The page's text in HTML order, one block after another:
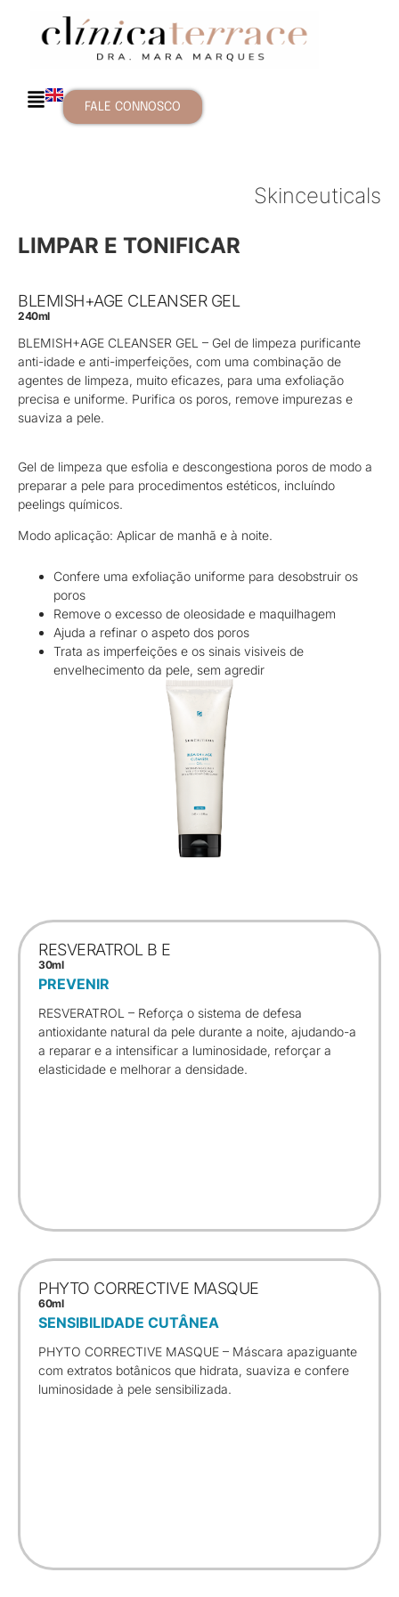
FALE CONNOSCO
Skinceuticals
LIMPAR E TONIFICAR
BLEMISH+AGE CLEANSER GEL
240ml
BLEMISH+AGE CLEANSER GEL – Gel de limpeza purificante
anti-idade e anti-imperfeições, com uma combinação de
agentes de limpeza, muito eficazes, para uma exfoliação
precisa e uniforme. Purifica os poros, remove impurezas e
suaviza a pele.
Gel de limpeza que esfolia e descongestiona poros de modo a
preparar a pele para procedimentos estéticos, incluíndo
peelings químicos.
Modo aplicação: Aplicar de manhã e à noite.
Confere uma exfoliação uniforme para desobstruir os
poros
Remove o excesso de oleosidade e maquilhagem
Ajuda a refinar o aspeto dos poros
Trata as imperfeições e os sinais visiveis de
envelhecimento da pele, sem agredir
RESVERATROL B E
30ml
PREVENIR
RESVERATROL – Reforça o sistema de defesa
antioxidante natural da pele durante a noite, ajudando-a
a reparar e a intensificar a luminosidade, reforçar a
elasticidade e melhorar a densidade.
PHYTO CORRECTIVE MASQUE
60ml
SENSIBILIDADE CUTÂNEA
PHYTO CORRECTIVE MASQUE – Máscara apaziguante
com extratos botânicos que hidrata, suaviza e confere
luminosidade à pele sensibilizada.